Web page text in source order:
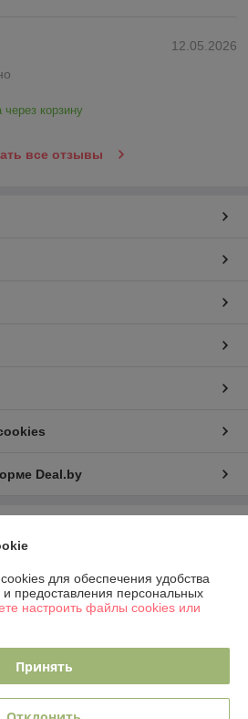
12.05.2026
корзину
все отзывы
Deal.by
4, кв.1.
291924234
Московского района г.Бреста
для обеспечения удобства
и предоставления персональных
настроить файлы cookies или
Принять